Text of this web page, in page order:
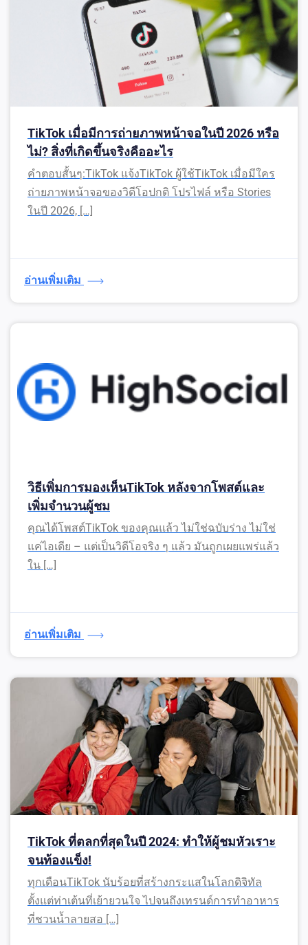
TikTok เมื่อมีการถ่ายภาพหน้าจอในปี 2026 หรือ
ไม่? สิ่งที่เกิดขึ้นจริงคืออะไร
คำตอบสั้นๆ:TikTok แจ้งTikTok ผู้ใช้TikTok เมื่อมีใคร
ถ่ายภาพหน้าจอของวิดีโอปกติ โปรไฟล์ หรือ Stories
ในปี 2026, […]
อ่านเพิ่มเติม
วิธีเพิ่มการมองเห็นTikTok หลังจากโพสต์และ
เพิ่มจำนวนผู้ชม
คุณได้โพสต์TikTok ของคุณแล้ว ไม่ใช่ฉบับร่าง ไม่ใช่
แค่ไอเดีย – แต่เป็นวิดีโอจริง ๆ แล้ว มันถูกเผยแพร่แล้ว
ใน […]
อ่านเพิ่มเติม
TikTok ที่ตลกที่สุดในปี 2024: ทำให้ผู้ชมหัวเราะ
จนท้องแข็ง!
ทุกเดือนTikTok นับร้อยที่สร้างกระแสในโลกดิจิทัล
ตั้งแต่ท่าเต้นที่เย้ายวนใจ ไปจนถึงเทรนด์การทำอาหาร
ที่ชวนน้ำลายสอ […]